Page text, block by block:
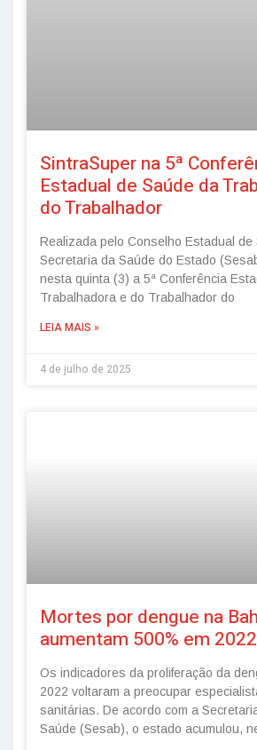
SintraSuper na 5ª
Estadual de Saúde da
do Trabalhador
Realizada pelo Conselho Estadual de
Secretaria da Saúde do Estado
nesta quinta (3) a 5ª Conferência
Trabalhadora e do Trabalhador do
LEIA MAIS »
4 de julho de 2025
Mortes por dengue na
aumentam 500% em 2022
Os indicadores da proliferação da
2022 voltaram a preocupar
sanitárias. De acordo com a
Saúde (Sesab), o estado acumulou,